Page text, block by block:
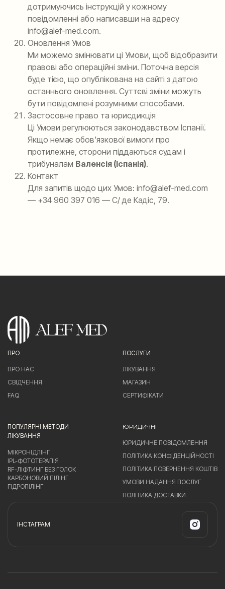
дотримуючись інструкцій у кожному
повідомленні або написавши на адресу
info@alef-med.com.
Оновлення Умов
Ми можемо змінювати ці Умови, щоб відобразити
правові або операційні зміни. Поточна версія
буде тією, що опублікована на сайті з датою
останнього оновлення. Суттєві зміни можуть
бути повідомлені розумними способами.
Застосовне право та юрисдикція
Ці Умови регулюються законодавством Іспанії.
Якщо немає обов'язкової вимоги про
протилежне, сторони піддаються судам і
трибуналам Валенсія (Іспанія).
Контакт
Для запитів щодо цих Умов: info@alef-med.com
— +34 960 397 016 — С/ де Кадіс, 79.
ПРО
ПРО НАС
СВІДЧЕННЯ
FAQ
ПОСЛУГИ
ЛІКУВАННЯ
МАГАЗИН
СЕРТИФІКАТИ
ПОПУЛЯРНІ МЕТОДИ
ЛІКУВАННЯ
МІКРОНІДЛІНГ
IPL-ФОТОТЕРАПІЯ
RF-ЛІФТИНГ БЕЗ ГОЛОК
КАРБОНОВИЙ ПІЛІНГ
ГІДРОПІЛІНГ
ЮРИДИЧНІ
ЮРИДИЧНЕ ПОВІДОМЛЕННЯ
ПОЛІТИКА КОНФІДЕНЦІЙНОСТІ
ПОЛІТИКА ПОВЕРНЕННЯ КОШТІВ
УМОВИ НАДАННЯ ПОСЛУГ
ПОЛІТИКА ДОСТАВКИ
ІНСТАГРАМ